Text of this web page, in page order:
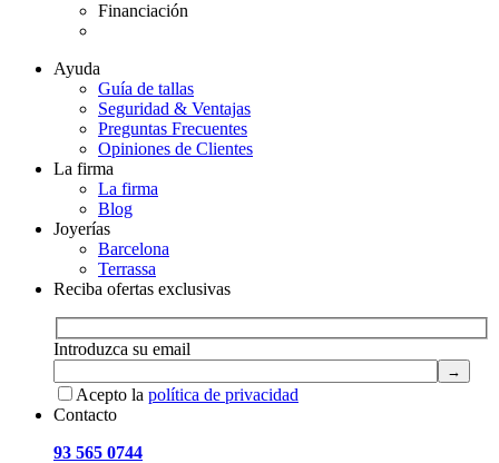
Financiación
Ayuda
Guía de tallas
Seguridad & Ventajas
Preguntas Frecuentes
Opiniones de Clientes
La firma
La firma
Blog
Joyerías
Barcelona
Terrassa
Reciba ofertas exclusivas
Introduzca su email
Acepto la política de privacidad
Contacto
93 565 0744